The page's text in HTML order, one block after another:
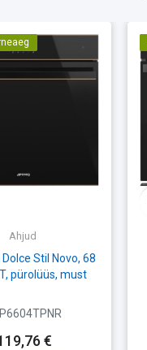
Ahjud
Stil Novo, 68
pürolüüs, must
€